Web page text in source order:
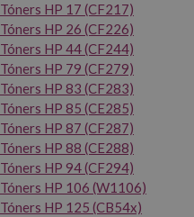
Tóners HP 17 (CF217)
Tóners HP 26 (CF226)
Tóners HP 44 (CF244)
Tóners HP 79 (CF279)
Tóners HP 83 (CF283)
Tóners HP 85 (CE285)
Tóners HP 87 (CF287)
Tóners HP 88 (CE288)
Tóners HP 94 (CF294)
Tóners HP 106 (W1106)
Tóners HP 125 (CB54x)